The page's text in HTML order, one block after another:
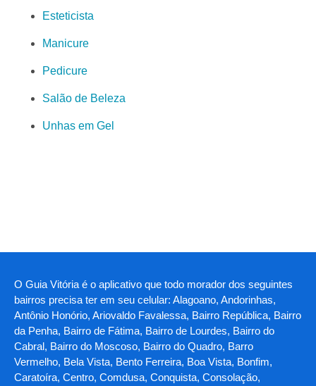
Esteticista
Manicure
Pedicure
Salão de Beleza
Unhas em Gel
O Guia Vitória é o aplicativo que todo morador dos seguintes
bairros precisa ter em seu celular: Alagoano, Andorinhas,
Antônio Honório, Ariovaldo Favalessa, Bairro República, Bairro
da Penha, Bairro de Fátima, Bairro de Lourdes, Bairro do
Cabral, Bairro do Moscoso, Bairro do Quadro, Barro
Vermelho, Bela Vista, Bento Ferreira, Boa Vista, Bonfim,
Caratoíra, Centro, Comdusa, Conquista, Consolação,